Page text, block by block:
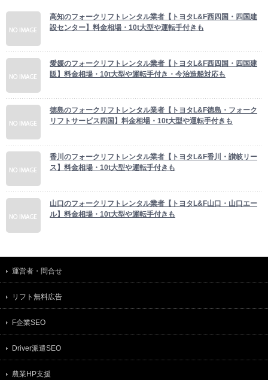
高知のフォークリフトレンタル業者【トヨタL&F西四国・四国建
設センター】料金相場・10t大型や運転手付きも
愛媛のフォークリフトレンタル業者【トヨタL&F西四国・四国建
販】料金相場・10t大型や運転手付き・今治造船対応も
徳島のフォークリフトレンタル業者【トヨタL&F徳島・フォーク
リフトサービス四国】料金相場・10t大型や運転手付きも
香川のフォークリフトレンタル業者【トヨタL&F香川・讃岐リー
ス】料金相場・10t大型や運転手付きも
山口のフォークリフトレンタル業者【トヨタL&F山口・山口エー
ル】料金相場・10t大型や運転手付きも
運営者・問合せ
リフト無料広告
F企業SEO
Driver派遣SEO
農業HP支援